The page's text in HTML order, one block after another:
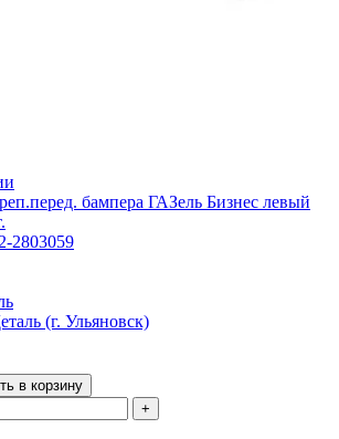
бампера ГАЗель Бизнес левый
2803059
(г. Ульяновск)
в корзину
+